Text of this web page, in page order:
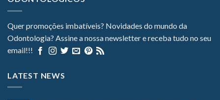
Quer promoções imbatíveis? Novidades do mundo da
Odontologia? Assine a nossa newsletter e receba tudo no seu
email!!!
LATEST NEWS